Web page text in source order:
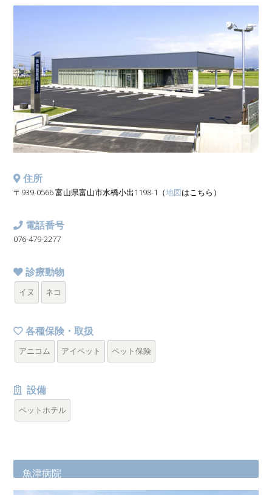
住所
〒939-0566 富山県富山市水橋小出1198-1（地図はこちら）
電話番号
076-479-2277
診療動物
イヌ ネコ
各種保険・取扱
アニコム アイペット ペット保険
設備
ペットホテル
魚津病院